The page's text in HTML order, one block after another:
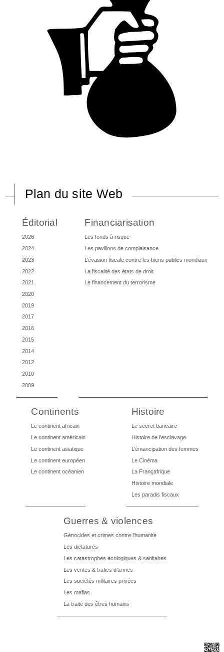
Plan du site Web
Éditorial
2026
2024
2023
2022
2021
2020
2019
2017
2016
2015
2014
2012
2010
2009
Financiarisation
Les fonds à risque
Les pavillons de complaisance
L’évasion fiscale contre les biens publics mondiaux
La fiscalité des états de droit
Le financement du terrorisme
Continents
Le continent africain
Le continent américain
Le continent asiatique
Le continent européen
Le continent océanien
Histoire
Le secret bancaire
Histoire de l’esclavage
L’émancipation des femmes
Le Cinéma
La Françafrique
Histoire mondiale
Les paradis fiscaux
Guerres & violences
Génocides et crimes contre l’humanité
Les dictatures
Les catastrophes écologiques & sanitaires
Les ventes & trafics d’armes
Les sociétés militaires privées
Les mafias
La traite des êtres humains